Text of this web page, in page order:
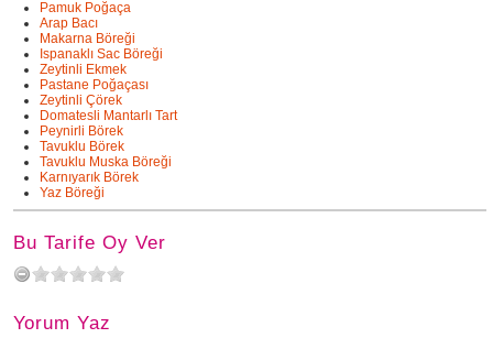
Pamuk Poğaça
Arap Bacı
Makarna Böreği
Ispanaklı Sac Böreği
Zeytinli Ekmek
Pastane Poğaçası
Zeytinli Çörek
Domatesli Mantarlı Tart
Peynirli Börek
Tavuklu Börek
Tavuklu Muska Böreği
Karnıyarık Börek
Yaz Böreği
Bu Tarife Oy Ver
Yorum Yaz